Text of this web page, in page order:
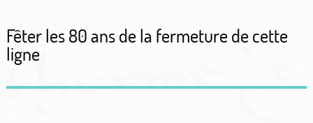
Fêter les 80 ans de la fermeture de cette
ligne